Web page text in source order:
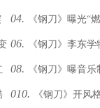
撼出炉
04. 《钢刀》曝光“
引爆
06. 《钢刀》李东
血硬汉
08. 《钢刀》曝音
俊全盘操刀
010. 《钢刀》开风